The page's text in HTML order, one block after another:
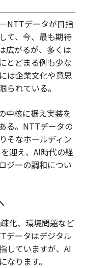
データが目指
て、今、最も期待
広がるが、多くは
とどまる例も少な
は企業文化や意思
られている。
中核に据え実装を
る。NTTデータの
そなホールディン
迎え、AI時代の経
ジーの調和につい
化、環境問題など
データはデジタル
していますが、AI
ります。